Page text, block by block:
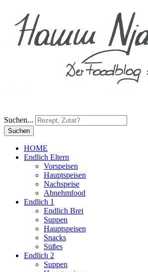
Suchen...
Suchen
HOME
Endlich Eltern
Vorspeisen
Hauptspeisen
Nachspeise
Abnehmfood
Endlich 1
Endlich Brei
Suppen
Hauptspeisen
Snacks
Süßes
Endlich 2
Suppen